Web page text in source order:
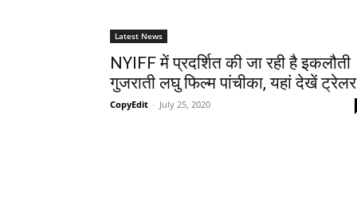
Latest News
NYIFF में प्रदर्शित की जा रही है इकलौती
गुजराती लघु फिल्‍म पांचीका, यहां देखें
CopyEdit - July 25, 2020